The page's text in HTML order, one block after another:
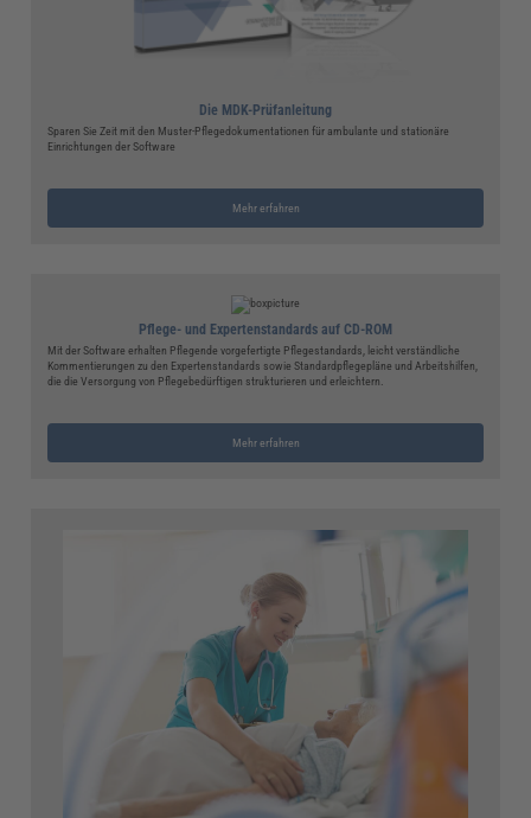
Die MDK-Prüfanleitung
Sparen Sie Zeit mit den Muster-Pflegedokumentationen für ambulante und stationäre
Einrichtungen der Software
Mehr erfahren
Pflege- und Expertenstandards auf CD-ROM
Mit der Software erhalten Pflegende vorgefertigte Pflegestandards, leicht verständliche
Kommentierungen zu den Expertenstandards sowie Standardpflegepläne und Arbeitshilfen,
die die Versorgung von Pflegebedürftigen strukturieren und erleichtern.
Mehr erfahren